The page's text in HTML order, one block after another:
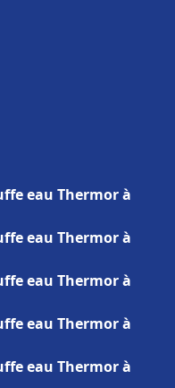
eau Thermor à
eau Thermor à
eau Thermor à
eau Thermor à
eau Thermor à